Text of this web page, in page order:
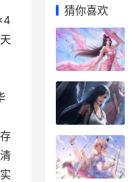
猜你喜欢